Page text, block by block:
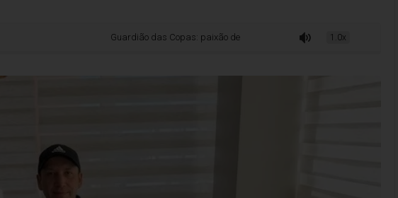
Guardião das Copas: paixão de morador de Bento pelos álbuns de figurinhas
1.0x